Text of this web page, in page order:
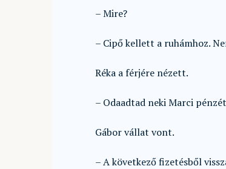
– Mire?
– Cipő kellett a ruhámhoz.
Réka a férjére nézett.
– Odaadtad neki Marci
Gábor vállat vont.
– A következő fizetésből